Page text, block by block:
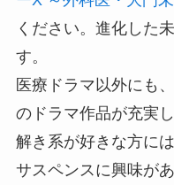
ください。進化した
す。
医療ドラマ以外にも
のドラマ作品が充実
解き系が好きな方には
サスペンスに興味が